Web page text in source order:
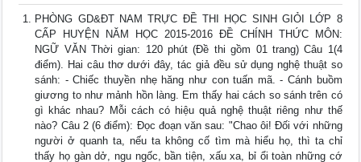
PHÒNG GD&ĐT NAM TRỰC ĐỀ THI HỌC SINH GIỎI LỚP 8
CẤP HUYỆN NĂM HỌC 2015-2016 ĐỀ CHÍNH THỨC MÔN:
NGỮ VĂN Thời gian: 120 phút (Đề thi gồm 01 trang) Câu 1(4
điểm). Hai câu thơ dưới đây, tác giả đều sử dụng nghệ thuật so
sánh: - Chiếc thuyền nhẹ hăng như con tuấn mã. - Cánh buồm
giương to như mảnh hồn làng. Em thấy hai cách so sánh trên có
gì khác nhau? Mỗi cách có hiệu quả nghệ thuật riêng như thế
nào? Câu 2 (6 điểm): Đọc đoạn văn sau: "Chao ôi! Đối với những
người ở quanh ta, nếu ta không cố tìm mà hiểu họ, thì ta chỉ
thấy họ gàn dở, ngu ngốc, bần tiện, xấu xa, bỉ ổi toàn những cớ